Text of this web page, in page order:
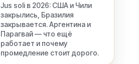
Jus soli в 2026: США и Чили
закрылись, Бразилия
закрывается. Аргентина и
Парагвай — что ещё
работает и почему
промедление стоит дорого.